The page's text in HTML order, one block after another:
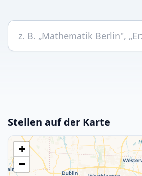
Stellen auf der Karte
+
−